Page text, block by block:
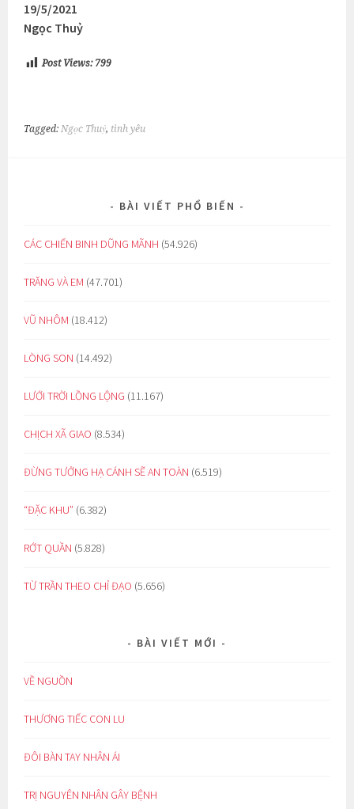
19/5/2021
Ngọc Thuỷ
Post Views: 799
Tagged:Ngọc Thuỷ, tình yêu
BÀI VIẾT PHỔ BIẾN
CÁC CHIẾN BINH DŨNG MÃNH (54.926)
TRĂNG VÀ EM (47.701)
VŨ NHÔM (18.412)
LÒNG SON (14.492)
LƯỚI TRỜI LỒNG LỘNG (11.167)
CHỊCH XÃ GIAO (8.534)
ĐỪNG TƯỞNG HẠ CÁNH SẼ AN TOÀN (6.519)
“ĐẶC KHU” (6.382)
RỚT QUẦN (5.828)
TỪ TRẦN THEO CHỈ ĐẠO (5.656)
BÀI VIẾT MỚI
VỀ NGUỒN
THƯƠNG TIẾC CON LU
ĐÔI BÀN TAY NHÂN ÁI
TRỊ NGUYÊN NHÂN GÂY BỆNH